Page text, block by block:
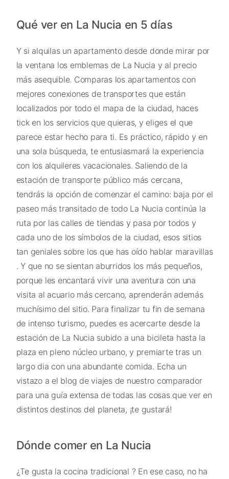
Qué ver en La Nucia en 5 días
Y si alquilas un apartamento desde donde mirar por
la ventana los emblemas de La Nucia y al precio
más asequible. Comparas los apartamentos con
mejores conexiones de transportes que están
localizados por todo el mapa de la ciudad, haces
tick en los servicios que quieras, y eliges el que
parece estar hecho para ti. Es práctico, rápido y en
una sola búsqueda, te entusiasmará la experiencia
con los alquileres vacacionales. Saliendo de la
estación de transporte público más cercana,
tendrás la opción de comenzar el camino: baja por el
paseo más transitado de todo La Nucia continúa la
ruta por las calles de tiendas y pasa por todos y
cada uno de los símbolos de la ciudad, esos sitios
tan geniales sobre los que has oído hablar maravillas
. Y que no se sientan aburridos los más pequeños,
porque les encantará vivir una aventura con una
visita al acuario más cercano, aprenderán además
muchísimo del sitio. Para finalizar tu fin de semana
de intenso turismo, puedes es acercarte desde la
estación de La Nucia subido a una bicileta hasta la
plaza en pleno núcleo urbano, y premiarte tras un
largo dia con una abundante comida. Echa un
vistazo a el blog de viajes de nuestro comparador
para una guía extensa de todas las cosas que ver en
distintos destinos del planeta, ¡te gustará!
Dónde comer en La Nucia
¿Te gusta la cocina tradicional ? En ese caso, no ha